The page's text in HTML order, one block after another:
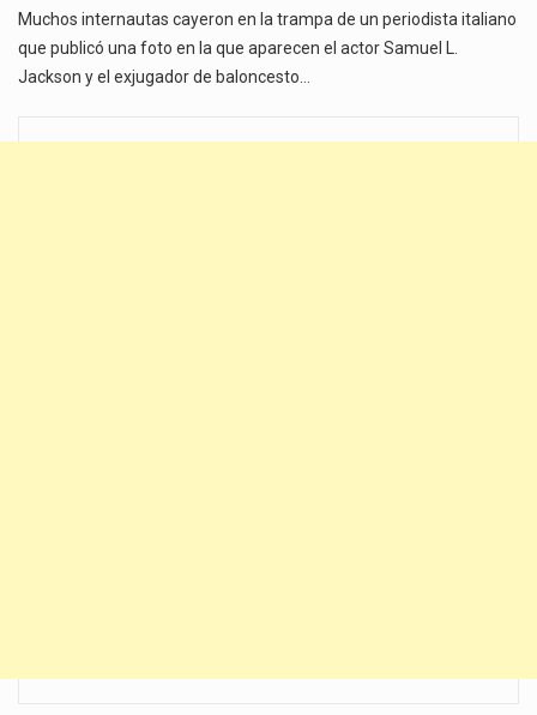
Muchos internautas cayeron en la trampa de un periodista italiano
que publicó una foto en la que aparecen el actor Samuel L.
Jackson y el exjugador de baloncesto…